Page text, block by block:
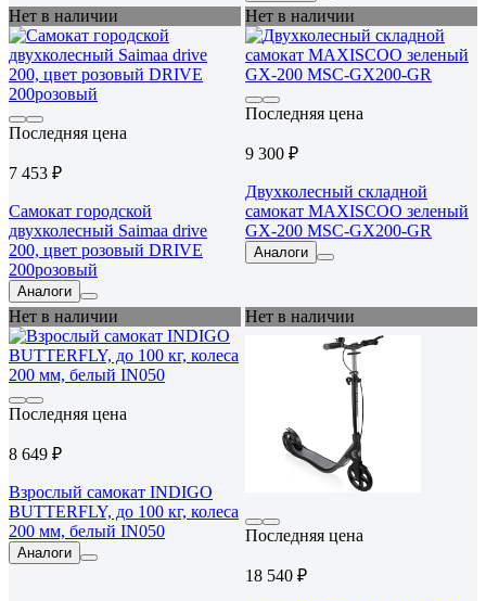
Нет в наличии
Последняя цена
7 453 ₽
Самокат городской
двухколесный Saimaa drive
200, цвет розовый DRIVE
200розовый
Аналоги
Нет в наличии
Последняя цена
9 300 ₽
Двухколесный складной
самокат MAXISCOO зеленый
GX-200 MSC-GX200-GR
Аналоги
Нет в наличии
Последняя цена
8 649 ₽
Взрослый самокат INDIGO
BUTTERFLY, до 100 кг, колеса
200 мм, белый IN050
Аналоги
Нет в наличии
Последняя цена
18 540 ₽